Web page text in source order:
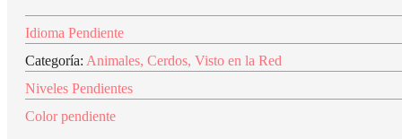
Idioma Pendiente
Categoría: Animales, Cerdos, Visto en la Red
Niveles Pendientes
Color pendiente